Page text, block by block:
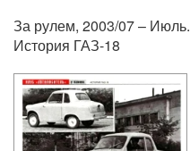
За рулем, 2003/07 – Июль.
История ГАЗ-18